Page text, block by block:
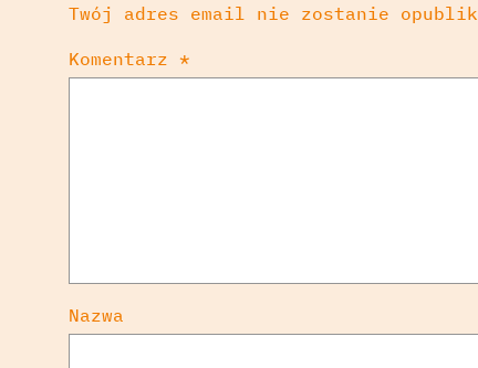
Twój adres email nie zostanie
Komentarz *
Nazwa